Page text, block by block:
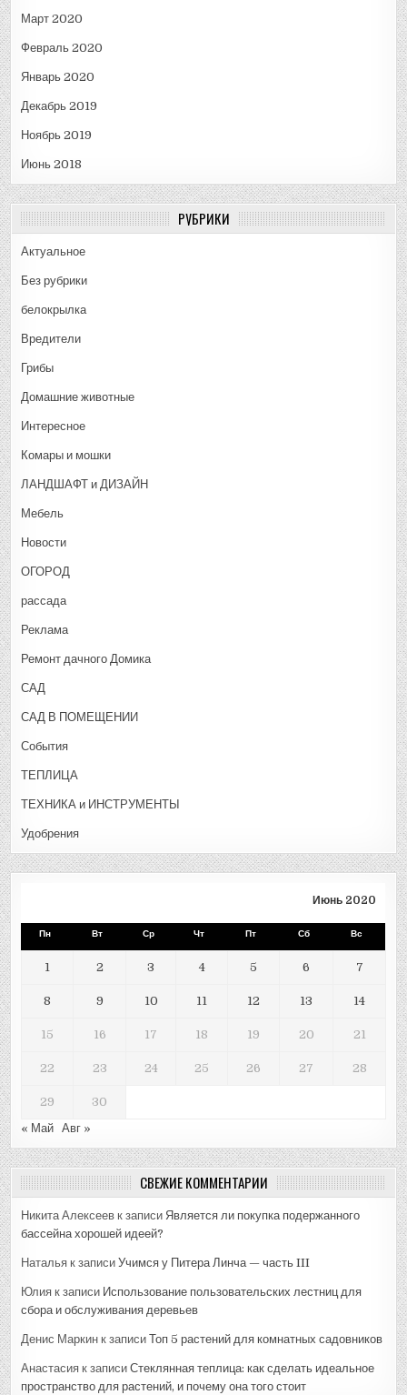
Март 2020
Февраль 2020
Январь 2020
Декабрь 2019
Ноябрь 2019
Июнь 2018
РУБРИКИ
Актуальное
Без рубрики
белокрылка
Вредители
Грибы
Домашние животные
Интересное
Комары и мошки
ЛАНДШАФТ и ДИЗАЙН
Мебель
Новости
ОГОРОД
рассада
Реклама
Ремонт дачного Домика
САД
САД В ПОМЕЩЕНИИ
События
ТЕПЛИЦА
ТЕХНИКА и ИНСТРУМЕНТЫ
Удобрения
Июнь 2020
Пн Вт Ср Чт Пт Сб Вс
1 2 3 4 5 6 7
8 9 10 11 12 13 14
15 16 17 18 19 20 21
22 23 24 25 26 27 28
29
30
« Май
Авг »
СВЕЖИЕ КОММЕНТАРИИ
Никита Алексеев к записиЯвляется ли покупка подержанного
бассейна хорошей идеей?
Наталья к записиУчимся у Питера Линча — часть III
Юлия к записи Использование пользовательских лестниц для
сбора и обслуживания деревьев
Денис Маркин к записиТоп 5 растений для комнатных садовников
Анастасия к записиСтеклянная теплица: как сделать идеальное
пространство для растений, и почему она того стоит